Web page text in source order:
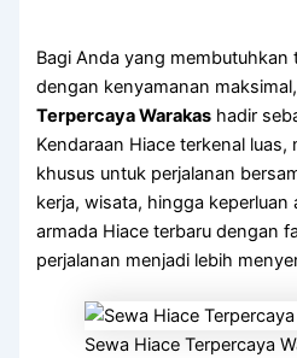
Bagi Anda yang
dengan kenyamanan
Terpercaya Warakas hadir
Kendaraan Hiace terkenal
khusus untuk perjalanan
kerja, wisata, hingga keperluan
armada Hiace terbaru dengan
perjalanan menjadi lebih
Sewa Hiace Terpercaya